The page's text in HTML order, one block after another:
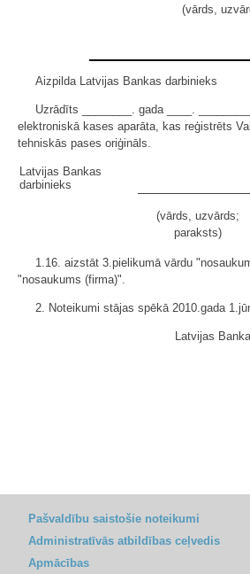
(vārds,
Aizpilda Latvijas Bankas darbinieks
Uzrādīts ________. gada ____.
elektroniskā kases aparāta, kas reģistrēts
tehniskās pases oriģināls.
Latvijas Bankas
darbinieks
(vārds, uzvārds;
paraksts)
1.16. aizstāt 3.pielikumā vārdu
"nosaukums (firma)".
2. Noteikumi stājas spēkā 2010.gada
Latvijas
Pašvaldību saistošie noteikumi
Administratīvās atbildības ceļvedis
Apmācības